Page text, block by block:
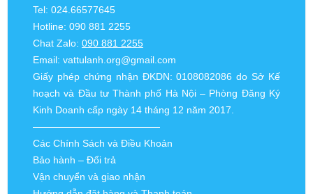
Tel: 024.66577645
Hotline: 090 881 2255
Chat Zalo: 090 881 2255
Email: vattulanh.org@gmail.com
Giấy phép chứng nhận ĐKDN: 0108082086 do Sở Kế
hoạch và Đầu tư Thành phố Hà Nội – Phòng Đăng Ký
Kinh Doanh cấp ngày 14 tháng 12 năm 2017.
—————————————
Các Chính Sách và Điều Khoản
Bảo hành – Đổi trả
Vận chuyển và giao nhận